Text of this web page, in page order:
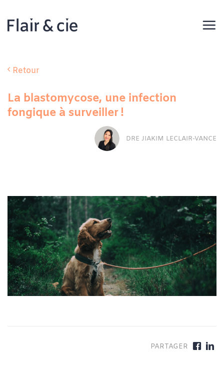
contenu
Retour
La blastomycose, une infection
fongique à surveiller !
DRE JIAKIM LECLAIR-VANCE